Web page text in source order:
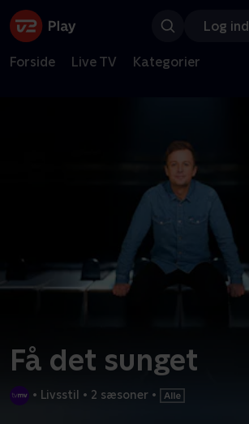
Log ind
Forside Live TV Kategorier
Få det sunget
• Livsstil • 2 sæsoner •